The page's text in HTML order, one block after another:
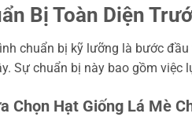
Bị Toàn Diện
chuẩn bị kỹ lưỡng là bước
Sự chuẩn bị này bao gồm
Chọn Hạt Giống Lá Mè